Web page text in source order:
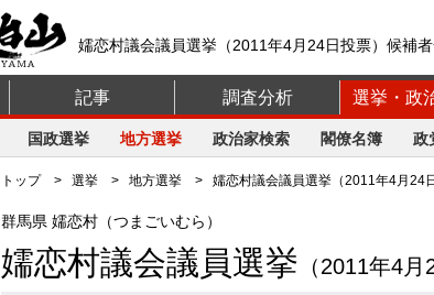
嬬恋村議会議員選挙（2011年4月24日投票）候補
記事 調査分析 選挙・政
国政選挙 地方選挙 政治家検索 閣僚名簿 政
トップ> 選挙 > 地方選挙 > 嬬恋村議会議員選挙（2011年4月24日
群馬県 嬬恋村（つまごいむら）
嬬恋村議会議員選挙 （2011年4月